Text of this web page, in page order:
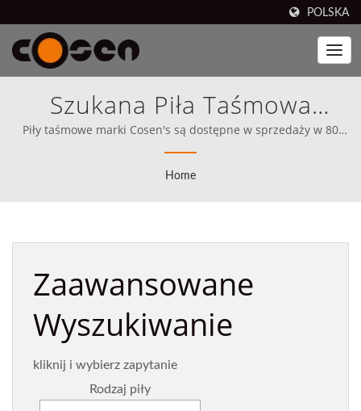
POLSKA
Szukana Piła Taśmowa
|Cosen Mechatronics Co.,
Ltd.
Piły taśmowe marki Cosen's są dostępne w sprzedaży w 80
bezpośrednio z najlepszymi na świecie.
Home
Zaawansowane
Wyszukiwanie
kliknij i wybierz zapytanie
Rodzaj piły